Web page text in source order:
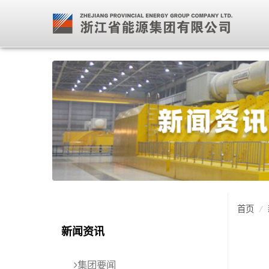
首页 /
新闻资讯
集团要闻